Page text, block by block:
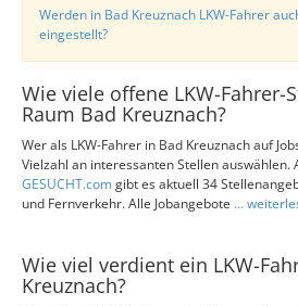
Werden in Bad Kreuznach LKW-Fahrer
eingestellt?
Wie viele offene LKW-Fahrer-
Raum Bad Kreuznach?
Wer als LKW-Fahrer in Bad Kreuznach auf
Vielzahl an interessanten Stellen auswählen.
GESUCHT.comgibt es aktuell 34
und Fernverkehr. Alle Jobangebote ...
Wie viel verdient ein LKW-
Kreuznach?